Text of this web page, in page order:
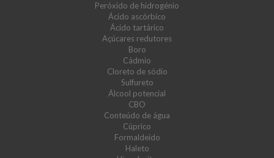
Peróxido de hidrogénio
Ácido ascórbico
Ácido tartárico
Açúcares redutores
Boro
Cádmio
Cloreto de sódio
Sulfureto
Álcool potencial
CBO
Conteúdo de água
Cúprico
Formaldeído
Haleto